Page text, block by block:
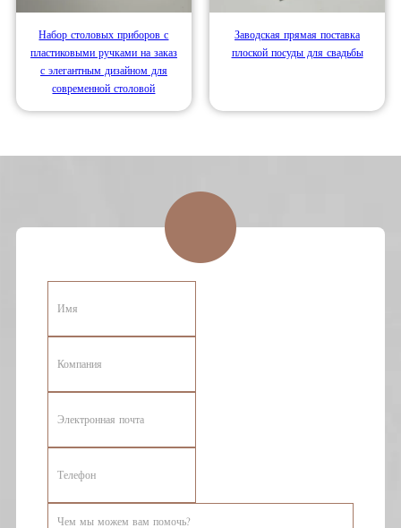
Набор столовых приборов с
пластиковыми ручками на заказ
с элегантным дизайном для
современной столовой
Заводская прямая поставка
плоской посуды для свадьбы